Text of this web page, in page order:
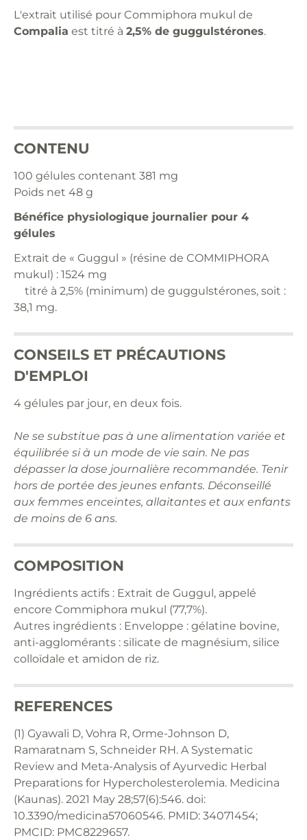
L'extrait utilisé pour Commiphora mukul de
Compalia est titré à 2,5% de guggulstérones.
CONTENU
100 gélules contenant 381 mg
Poids net 48 g
Bénéfice physiologique journalier pour 4
gélules
Extrait de « Guggul » (résine de COMMIPHORA
mukul) : 1524 mg
titré à 2,5% (minimum) de guggulstérones, soit :
38,1 mg.
CONSEILS ET PRÉCAUTIONS
D'EMPLOI
4 gélules par jour, en deux fois.
Ne se substitue pas à une alimentation variée et
équilibrée si à un mode de vie sain. Ne pas
dépasser la dose journalière recommandée. Tenir
hors de portée des jeunes enfants. Déconseillé
aux femmes enceintes, allaitantes et aux enfants
de moins de 6 ans.
COMPOSITION
Ingrédients actifs : Extrait de Guggul, appelé
encore Commiphora mukul (77,7%).
Autres ingrédients : Enveloppe : gélatine bovine,
anti-agglomérants : silicate de magnésium, silice
colloïdale et amidon de riz.
REFERENCES
(1) Gyawali D, Vohra R, Orme-Johnson D,
Ramaratnam S, Schneider RH. A Systematic
Review and Meta-Analysis of Ayurvedic Herbal
Preparations for Hypercholesterolemia. Medicina
(Kaunas). 2021 May 28;57(6):546. doi:
10.3390/medicina57060546. PMID: 34071454;
PMCID: PMC8229657.